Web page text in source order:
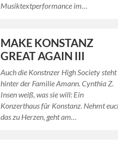
Musiktextperformance im…
MAKE KONSTANZ
GREAT AGAIN III
Auch die Konstnzer High Society steht
hinter der Familie Amann. Cynthia Z.
Insen weiß, was sie will: Ein
Konzerthaus für Konstanz. Nehmt
das zu Herzen, geht am…